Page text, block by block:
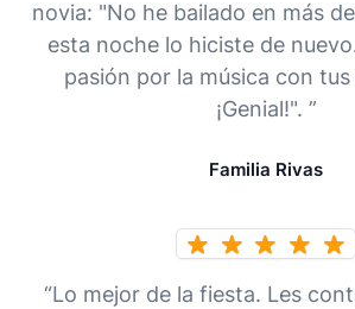
novia: "No he bailado en más
esta noche lo hiciste de
pasión por la música con
¡Genial!". ”
Familia Rivas
“Lo mejor de la fiesta. Les